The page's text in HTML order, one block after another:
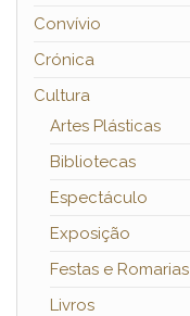
Convívio
Crónica
Cultura
Artes Plásticas
Bibliotecas
Espectáculo
Exposição
Festas e Romarias
Livros